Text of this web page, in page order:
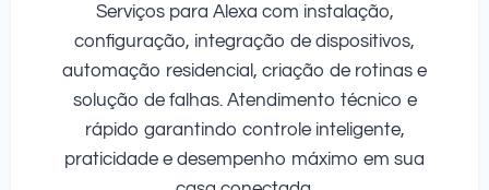
Serviços para Alexa com instalação,
configuração, integração de dispositivos,
automação residencial, criação de rotinas e
solução de falhas. Atendimento técnico e
rápido garantindo controle inteligente,
praticidade e desempenho máximo em sua